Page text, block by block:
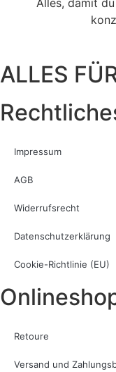
Alles, damit
ALLES
Impressum
AGB
Widerrufsrecht
Datenschutzerklärung
Cookie-Richtlinie (EU)
Retoure
Versand und